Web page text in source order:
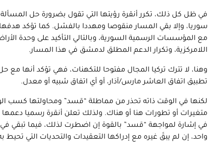
في ظل كل ذلك، تكرر أنقرة رؤيتها التي تقول بضرورة حل
سوريا، وإلا بقي المسار منقوصا ومهددا بالفشل. كما تؤكد
مع المؤسسات الرسمية السورية، وبالتالي التأكيد على وحدة
اللامركزية، وتكرار الدعم المطلق لدمشق في هذا المسار.
وهنا، لا تترك تركيا المجال مفتوحا للتكهنات، فهي تؤكد أنها مع
تطبيق اتفاق العاشر مارس/آذار، أو أي اتفاق شبيه أو معدل.
لكنها في الوقت ذاته تحذر من مماطلة “قسد” ومحاولتها كسب
متغيرات أو تطورات هنا أو هناك. ولذلك تعلن أنقرة رسميا
في إشارة لمواجهة “قسد” بالقوة إن اضطرت لذلك، فيما تبقي
واحد، إن لم يبقَ غيره مع إدراكها التعقيدات والتحديات التي تحيط